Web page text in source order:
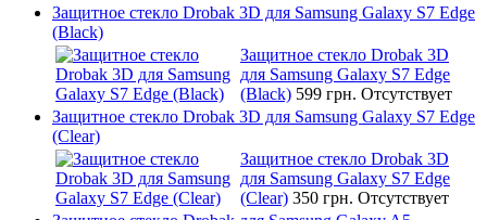
Защитное стекло Drobak 3D для Samsung Galaxy S7 Edge
(Black)
Защитное стекло Drobak 3D
для Samsung Galaxy S7 Edge
(Black) 599 грн. Отсутствует
Защитное стекло Drobak 3D для Samsung Galaxy S7 Edge
(Clear)
Защитное стекло Drobak 3D
для Samsung Galaxy S7 Edge
(Clear) 350 грн. Отсутствует